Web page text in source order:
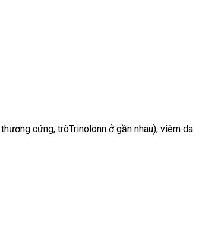
cứng, tròTrinolonn ở gần nhau), viêm da